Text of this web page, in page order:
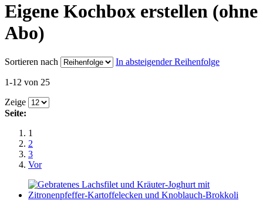
Eigene Kochbox erstellen (ohne
Abo)
Sortieren nach In absteigender Reihenfolge
1-12 von 25
Zeige
Seite:
1
2
3
Vor